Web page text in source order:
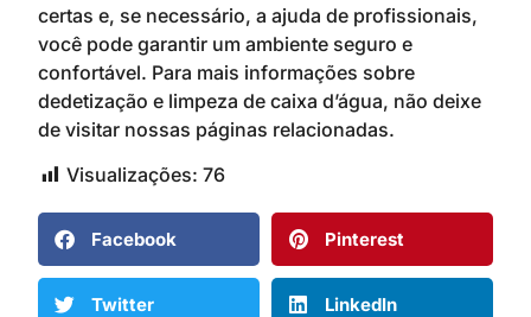
certas e, se necessário, a ajuda de profissionais,
você pode garantir um ambiente seguro e
confortável. Para mais informações sobre
dedetização e limpeza de caixa d’água, não deixe
de visitar nossas páginas relacionadas.
Visualizações: 76
Facebook Pinterest
Twitter LinkedIn